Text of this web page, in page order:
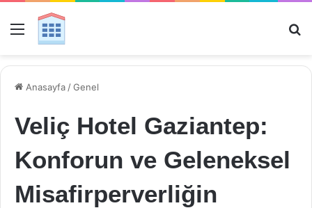
Menü
Anasayfa /Genel
Veliç Hotel Gaziantep:
Konforun ve Geleneksel
Misafirperverliğin